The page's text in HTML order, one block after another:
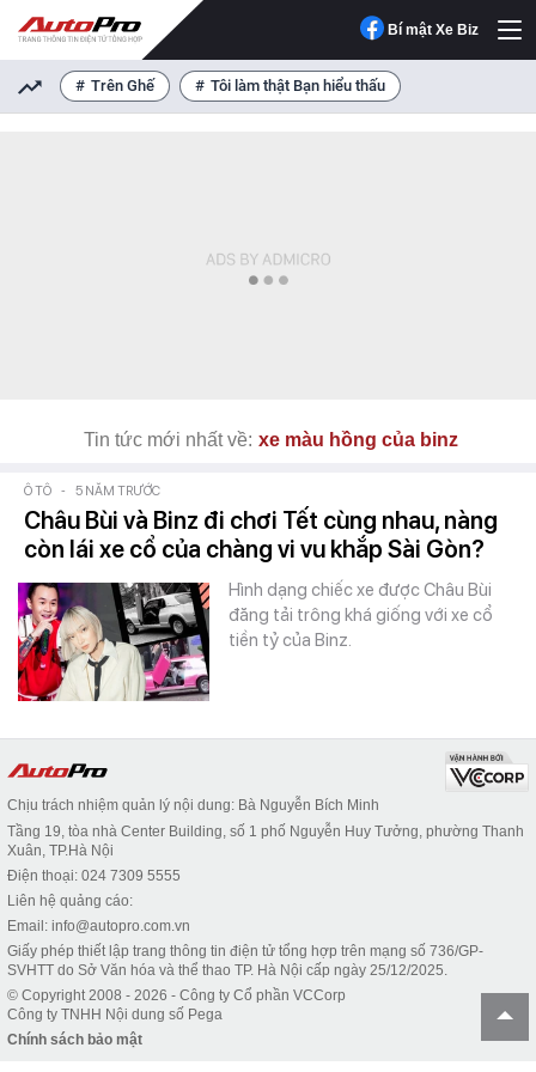
Bí mật Xe Biz
Trên Ghế Tôi làm thật Bạn hiểu thấu
Tin tức mới nhất về: xe màu hồng của binz
Ô TÔ - 5 NĂM TRƯỚC
Châu Bùi và Binz đi chơi Tết cùng nhau, nàng
còn lái xe cổ của chàng vi vu khắp Sài Gòn?
Hình dạng chiếc xe được Châu Bùi
đăng tải trông khá giống với xe cổ
tiền tỷ của Binz.
Chịu trách nhiệm quản lý nội dung: Bà Nguyễn Bích Minh
Tầng 19, tòa nhà Center Building, số 1 phố Nguyễn Huy Tưởng, phường Thanh
Xuân, TP.Hà Nội
Điện thoại: 024 7309 5555
Liên hệ quảng cáo:
Email: info@autopro.com.vn
Giấy phép thiết lập trang thông tin điện tử tổng hợp trên mạng số 736/GP-
SVHTT do Sở Văn hóa và thể thao TP. Hà Nội cấp ngày 25/12/2025.
© Copyright 2008 - 2026 - Công ty Cổ phần VCCorp
Công ty TNHH Nội dung số Pega
Chính sách bảo mật